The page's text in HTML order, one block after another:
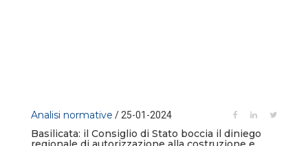
Analisi normative / 25-01-2024
Basilicata: il Consiglio di Stato boccia il diniego